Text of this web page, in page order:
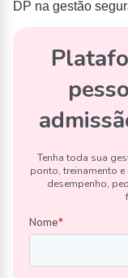
DP na gestão